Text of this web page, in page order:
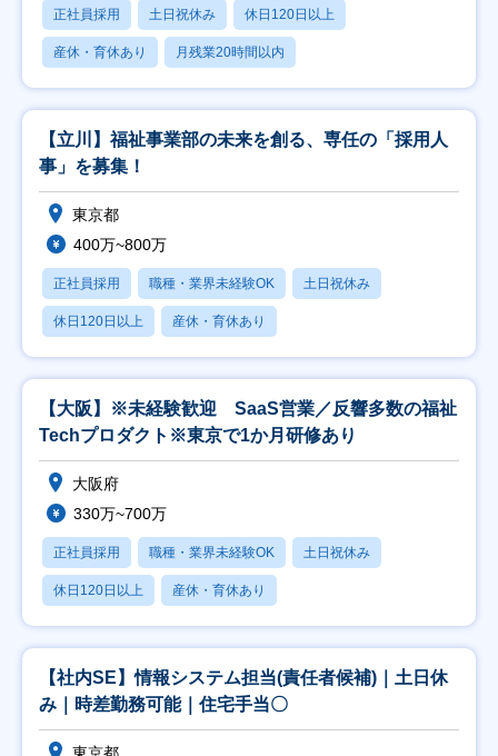
正社員採用 土日祝休み 休日120日以上
産休・育休あり 月残業20時間以内
【立川】福祉事業部の未来を創る、専任の「採用人
事」を募集！
東京都
400万~800万
正社員採用 職種・業界未経験OK 土日祝休み
休日120日以上 産休・育休あり
【大阪】※未経験歓迎 SaaS営業／反響多数の福祉
Techプロダクト※東京で1か月研修あり
大阪府
330万~700万
正社員採用 職種・業界未経験OK 土日祝休み
休日120日以上 産休・育休あり
【社内SE】情報システム担当(責任者候補)｜土日休
み｜時差勤務可能｜住宅手当〇